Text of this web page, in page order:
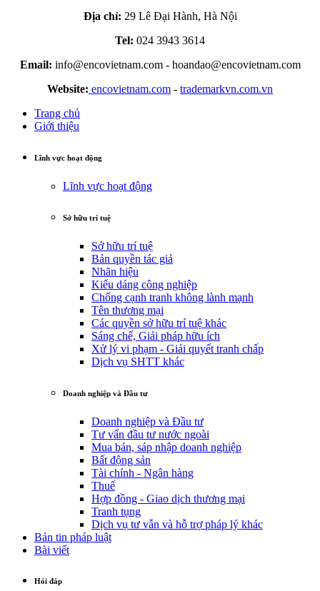
Địa chỉ: 29 Lê Đại Hành, Hà Nội
Tel: 024 3943 3614
Email: info@encovietnam.com- hoandao@encovietnam.com
Website: encovietnam.com - trademarkvn.com.vn
Trang chủ
Giới thiệu
Lĩnh vực hoạt động
Lĩnh vực hoạt động
Sở hữu trí tuệ
Sở hữu trí tuệ
Bản quyền tác giả
Nhãn hiệu
Kiểu dáng công nghiệp
Chống cạnh tranh không lành mạnh
Tên thương mại
Các quyền sở hữu trí tuệ khác
Sáng chế, Giải pháp hữu ích
Xử lý vi phạm - Giải quyết tranh chấp
Dịch vụ SHTT khác
Doanh nghiệp và Đầu tư
Doanh nghiệp và Đầu tư
Tư vấn đầu tư nước ngoài
Mua bán, sáp nhập doanh nghiệp
Bất động sản
Tài chính - Ngân hàng
Thuế
Hợp đồng - Giao dịch thương mại
Tranh tụng
Dịch vụ tư vẫn và hỗ trợ pháp lý khác
Bản tin pháp luật
Bài viết
Hỏi đáp